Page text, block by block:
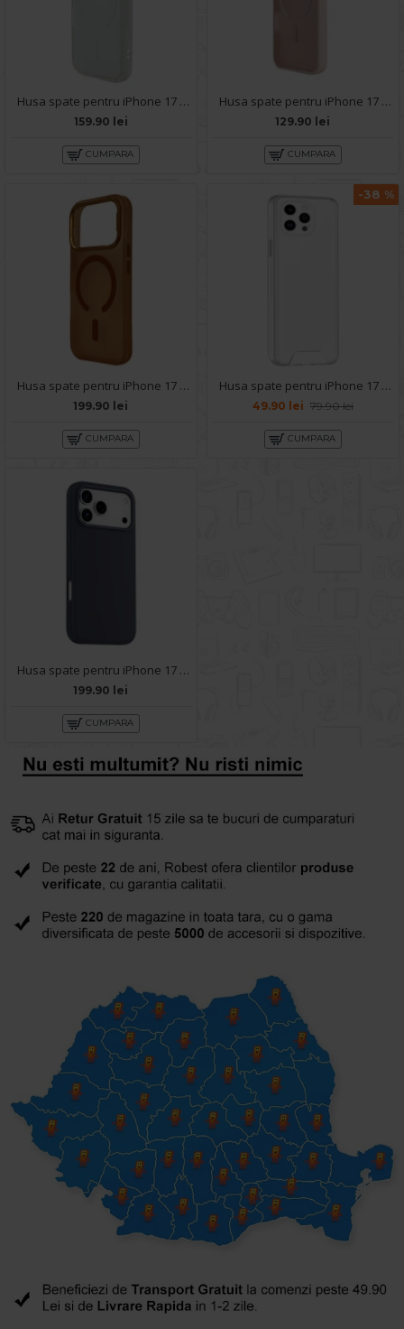
Husa spate pentru iPhone 17 Pro Max Syro Magsafe - Alb/Semitransparent
159.90 lei
CUMPARA
Husa spate pentru iPhone 17 Pro Max Matte Case Magsafe - Semitransparent/Roz
129.90 lei
CUMPARA
Husa spate pentru iPhone 17 Pro Max Berlia Cloudy - Orange
199.90 lei
CUMPARA
-38 %
Husa spate pentru iPhone 17 Pro Max - Space Case
49.90 lei 79.90 lei
CUMPARA
Husa spate pentru iPhone 17 Pro Max Keephone Rosana - Albastru
199.90 lei
CUMPARA